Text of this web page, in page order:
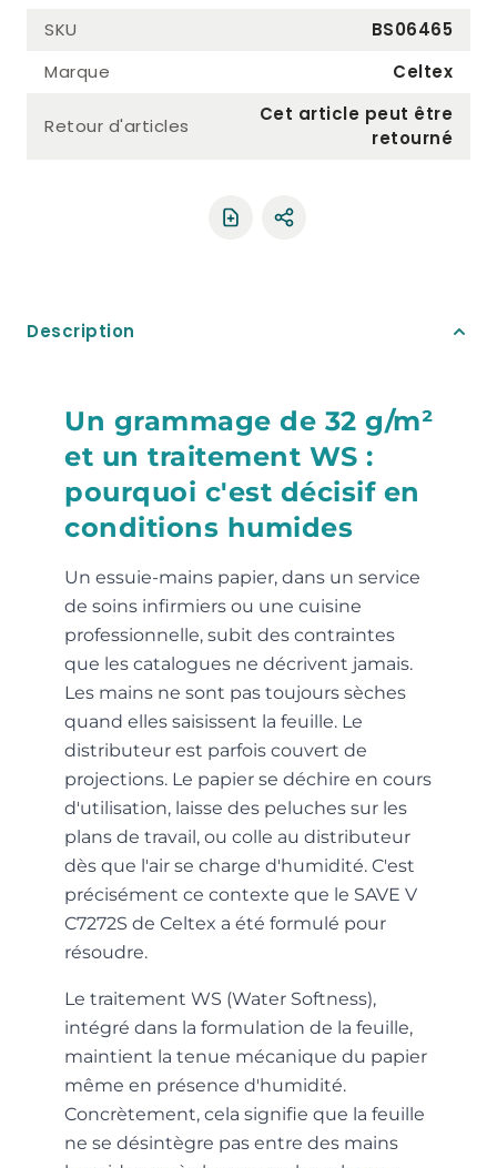
SKU
BS06465
Marque
Celtex
Retour d'articles
Cet article peut être
retourné
Partager le produit
Description
Un grammage de 32 g/m²
et un traitement WS :
pourquoi c'est décisif en
conditions humides
Un essuie-mains papier, dans un service
de soins infirmiers ou une cuisine
professionnelle, subit des contraintes
que les catalogues ne décrivent jamais.
Les mains ne sont pas toujours sèches
quand elles saisissent la feuille. Le
distributeur est parfois couvert de
projections. Le papier se déchire en cours
d'utilisation, laisse des peluches sur les
plans de travail, ou colle au distributeur
dès que l'air se charge d'humidité. C'est
précisément ce contexte que le SAVE V
C7272S de Celtex a été formulé pour
résoudre.
Le traitement WS (Water Softness),
intégré dans la formulation de la feuille,
maintient la tenue mécanique du papier
même en présence d'humidité.
Concrètement, cela signifie que la feuille
ne se désintègre pas entre des mains